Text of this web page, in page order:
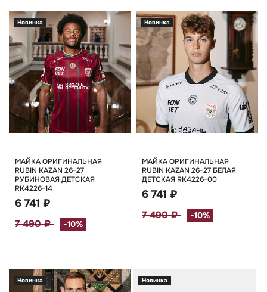
Новинка
МАЙКА ОРИГИНАЛЬНАЯ
RUBIN KAZAN 26-27
РУБИНОВАЯ ДЕТСКАЯ
RK4226-14
6 741 ₽
7 490 ₽ -10%
Новинка
МАЙКА ОРИГИНАЛЬНАЯ
RUBIN KAZAN 26-27 БЕЛАЯ
ДЕТСКАЯ RK4226-00
6 741 ₽
7 490 ₽ -10%
Новинка Новинка